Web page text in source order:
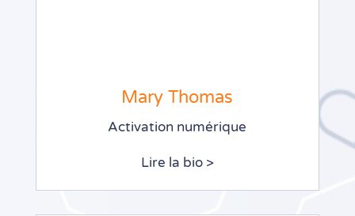
Mary Thomas
Activation numérique
Lire la bio >